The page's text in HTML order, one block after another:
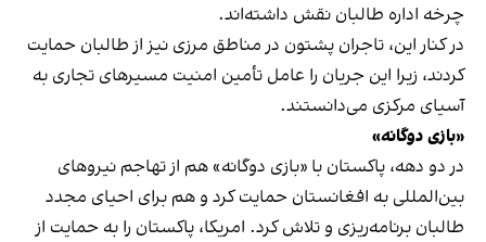
چرخه اداره طالبان نقش داشته‌اند.
در کنار این، تاجران پشتون در مناطق مرزی نیز از طالبان حمایت
کردند، زیرا این جریان را عامل تأمین امنیت مسیرهای تجاری به
آسیای مرکزی می‌دانستند.
«بازی دوگانه»
در دو دهه، پاکستان با «بازی دوگانه» هم از تهاجم نیروهای
بین‌المللی به افغانستان حمایت کرد و هم برای احیای مجدد
طالبان برنامه‌ریزی و تلاش کرد. امریکا، پاکستان را به حمایت از